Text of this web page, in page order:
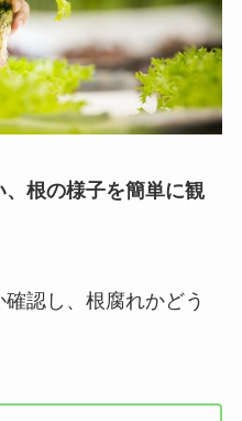
根の様子を簡単に観
認し、根腐れかどう